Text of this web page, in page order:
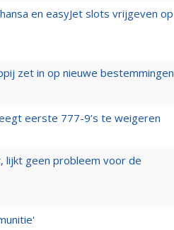
en easyJet slots vrijgeven op
zet in op nieuwe bestemmingen
eerste 777-9’s te weigeren
lijkt geen probleem voor de